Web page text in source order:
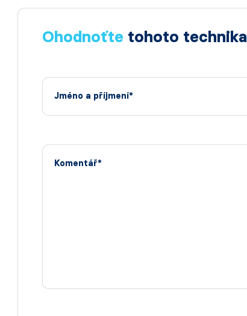
Ohodnoťte tohoto technika
Jméno a příjmení*
Komentář*